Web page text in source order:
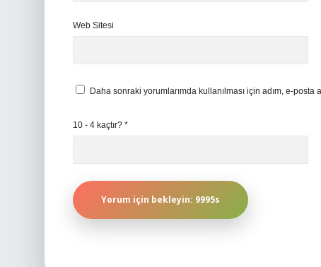
Web Sitesi
Daha sonraki yorumlarımda kullanılması için adım, e-
10 - 4 kaçtır? *